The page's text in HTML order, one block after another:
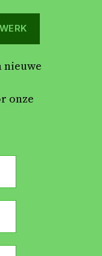
nieuwe
onze